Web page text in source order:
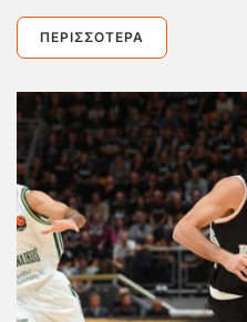
ΠΕΡΙΣΣΌΤΕΡΑ